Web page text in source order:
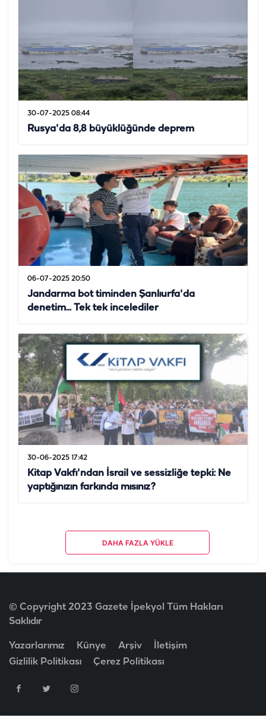
30-07-2025 08:44
Rusya'da 8,8 büyüklüğünde deprem
06-07-2025 20:50
Jandarma bot timinden Şanlıurfa'da
denetim... Tek tek incelediler
30-06-2025 17:42
Kitap Vakfı'ndan İsrail ve sessizliğe tepki: Ne
yaptığınızın farkında mısınız?
DAHA FAZLA YÜKLE
© Copyright 2023 Gazete İpekyol Tüm Hakları
Saklıdır
Yazarlarımız Künye Arşiv
İletişim
Gizlilik Politikası
Çerez Politikası